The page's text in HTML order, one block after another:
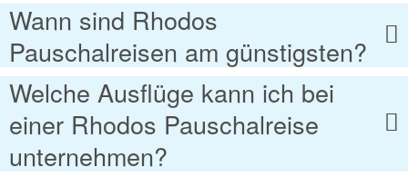
Wann sind Rhodos
Pauschalreisen am günstigsten?
Welche Ausflüge kann ich bei
einer Rhodos Pauschalreise
unternehmen?